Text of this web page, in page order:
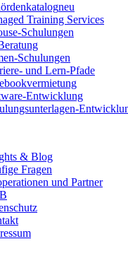
neu
Training Services
Schulungen
Schulungen
und Lern-Pfade
Entwicklung
& Blog
Fragen
und Partner